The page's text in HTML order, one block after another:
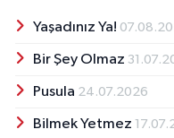
Yaşadınız Ya!
Bir Şey Olmaz
Pusula 24.07.2026
Bilmek Yetmez